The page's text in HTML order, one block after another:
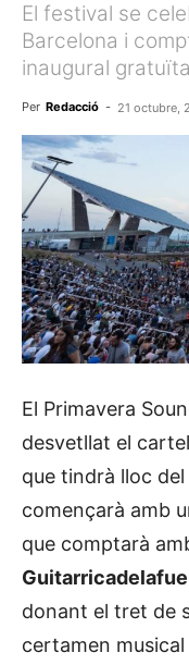
El festival se
Barcelona i
inaugural gratuïta
Per Redacció - 21 octubre,
El Primavera
desvetllat el
que tindrà lloc del
començarà amb
que comptarà
donant el tret de
certamen